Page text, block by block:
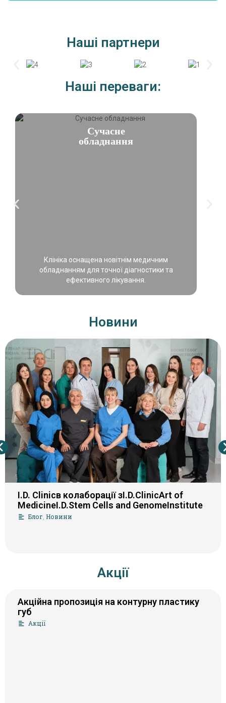
Наші партнери
Наші переваги:
Сучасне
обладнання
Клініка оснащена новітнім медичним
обладнанням для точної діагностики та
ефективного лікування.
Новини
I.D. Clinicв колаборації зI.D.ClinicArt of
MedicineI.D.Stem Cells and GenomeInstitute
Блог, Новини
Акції
Акційна пропозиція на контурну пластику
губ
Акції